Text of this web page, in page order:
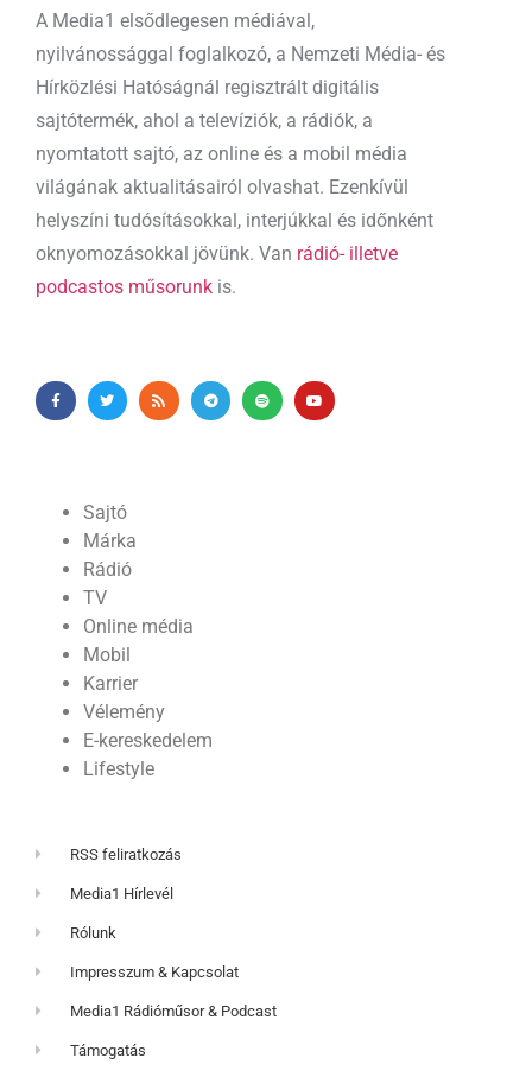
A Media1 elsődlegesen médiával,
nyilvánossággal foglalkozó, a Nemzeti Média- és
Hírközlési Hatóságnál regisztrált digitális
sajtótermék, ahol a televíziók, a rádiók, a
nyomtatott sajtó, az online és a mobil média
világának aktualitásairól olvashat. Ezenkívül
helyszíni tudósításokkal, interjúkkal és időnként
oknyomozásokkal jövünk. Van rádió- illetve
podcastos műsorunk is.
Sajtó
Márka
Rádió
TV
Online média
Mobil
Karrier
Vélemény
E-kereskedelem
Lifestyle
RSS feliratkozás
Media1 Hírlevél
Rólunk
Impresszum & Kapcsolat
Media1 Rádióműsor & Podcast
Támogatás